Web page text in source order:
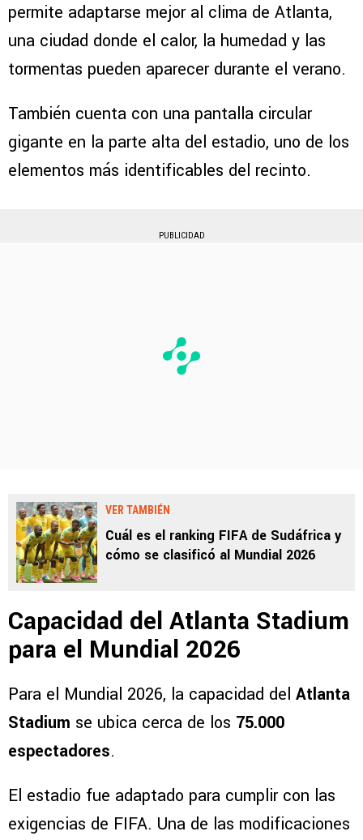
permite adaptarse mejor al clima de Atlanta,
una ciudad donde el calor, la humedad y las
tormentas pueden aparecer durante el verano.
También cuenta con una pantalla circular
gigante en la parte alta del estadio, uno de los
elementos más identificables del recinto.
PUBLICIDAD
VER TAMBIÉN
Cuál es el ranking FIFA de Sudáfrica y
cómo se clasificó al Mundial 2026
Capacidad del Atlanta Stadium
para el Mundial 2026
Para el Mundial 2026, la capacidad del Atlanta
Stadium se ubica cerca de los 75.000
espectadores.
El estadio fue adaptado para cumplir con las
exigencias de FIFA. Una de las modificaciones